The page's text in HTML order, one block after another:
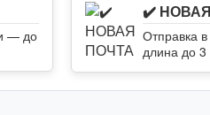
— до
✔️
Отправка
длина до